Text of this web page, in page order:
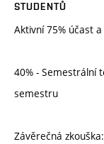
STUDENTŮ
Aktivní 75% účast
40% - Semestrální
semestru
Závěrečná zkouška: